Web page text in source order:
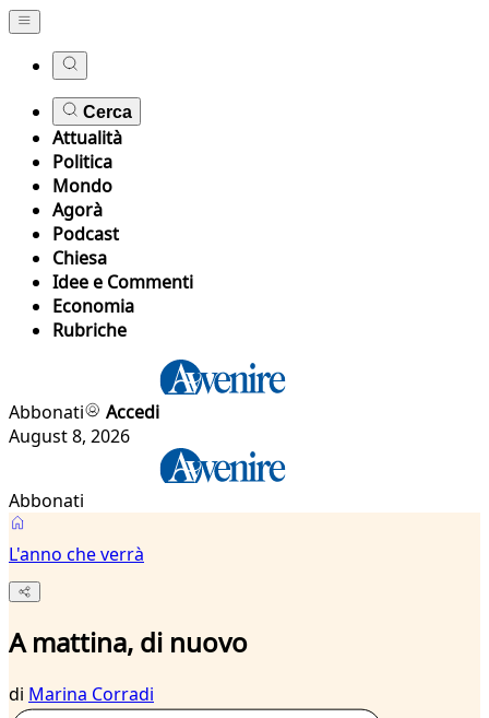
Cerca
Attualità
Politica
Mondo
Agorà
Podcast
Chiesa
Idee e Commenti
Economia
Rubriche
Abbonati
Accedi
August 8, 2026
Abbonati
L'anno che verrà
A mattina, di nuovo
di Marina Corradi